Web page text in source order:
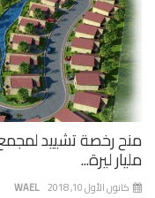
مليار ليرة...
WAEL كانون الأول 10, 2018